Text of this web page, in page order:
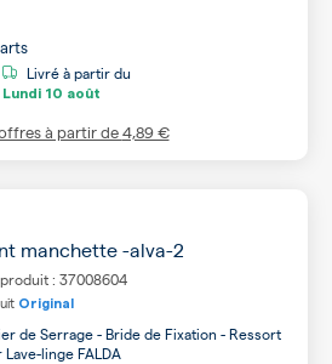
Livré à partir du
Lundi 10 août
à partir de4,89 €
manchette -alva-2
produit : 37008604
Original
de Serrage - Bride de Fixation - Ressort
Lave-linge FALDA